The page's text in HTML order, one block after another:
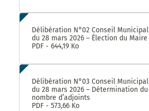
Délibération N°02 Conseil Municipal
du 28 mars 2026 – Élection du Maire
PDF - 644,19 Ko
Délibération N°03 Conseil Municipal
du 28 mars 2026 – Détermination du
nombre d’adjoints
PDF - 573,66 Ko